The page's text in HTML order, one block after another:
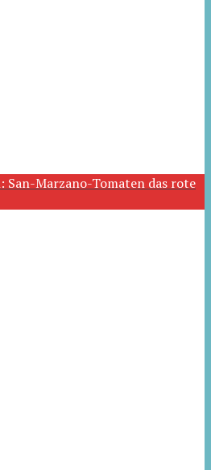
San-Marzano-Tomaten das rote